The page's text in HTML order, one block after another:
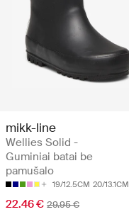
mikk-line
Wellies Solid -
Guminiai batai be
pamušalo
19/12.5CM 20/13.1CM
22.46 € 29.95 €